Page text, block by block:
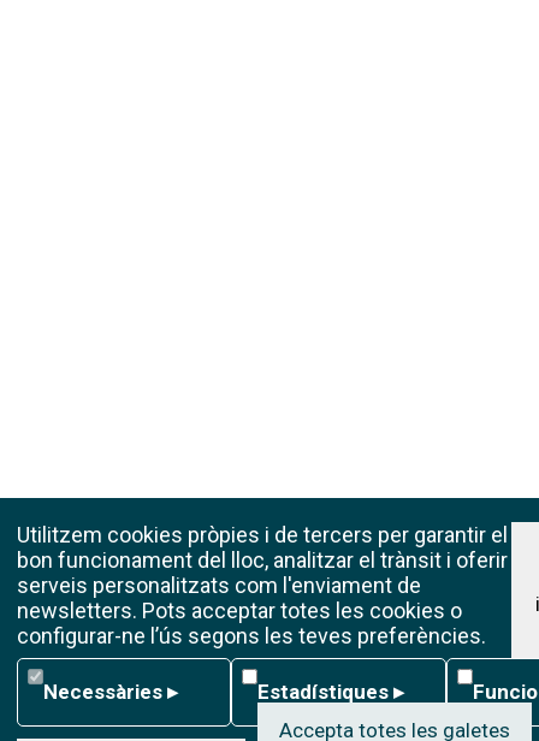
Utilitzem cookies pròpies i de tercers per garantir el
bon funcionament del lloc, analitzar el trànsit i oferir
serveis personalitzats com l'enviament de
newsletters. Pots acceptar totes les cookies o
configurar-ne l’ús segons les teves preferències.
Necessàries
Necessàries▸ Estadístiques
Estadístiques▸
Accepta totes les galetes